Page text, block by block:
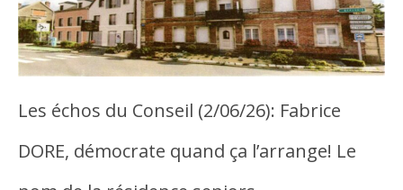
Les échos du Conseil (2/06/26): Fabrice
DORE, démocrate quand ça l’arrange! Le